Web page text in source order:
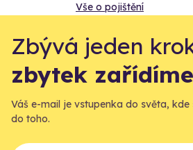
Vše o pojištění
Zbývá jeden
zbytek
Váš e-mail je vstupenka do světa, kde
do toho.